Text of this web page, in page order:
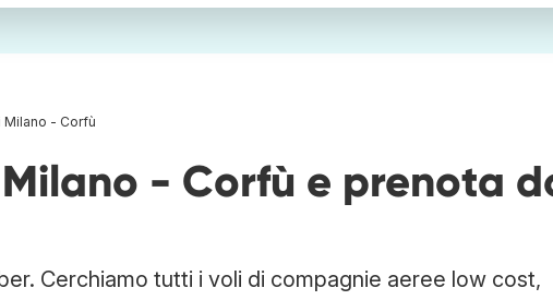
Milano - Corfù
- Corfù e prenota
Cerchiamo tutti i voli di compagnie aeree low cost,